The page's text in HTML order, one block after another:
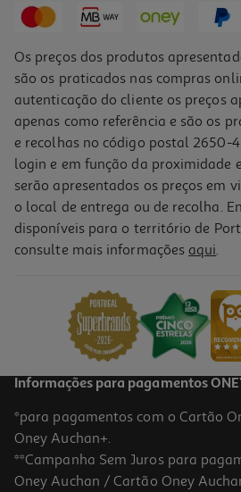
Pensos Higiénicos Auchan Better Life
Os preços dos produtos
são os praticados nas compras
autenticação do cliente os preços
apenas como referência e são os
e recolhas no código postal 2650-
login e em função da proximidade
serão apresentados os preços em
o local de entrega ou de recolha.
disponíveis para o território de
consulte mais informações aqui.
Informações para pagamentos
*para pagamentos com o Cartão
Oney Auchan+.
**Campanha Sem Juros para
Oney Auchan / Cartão Oney